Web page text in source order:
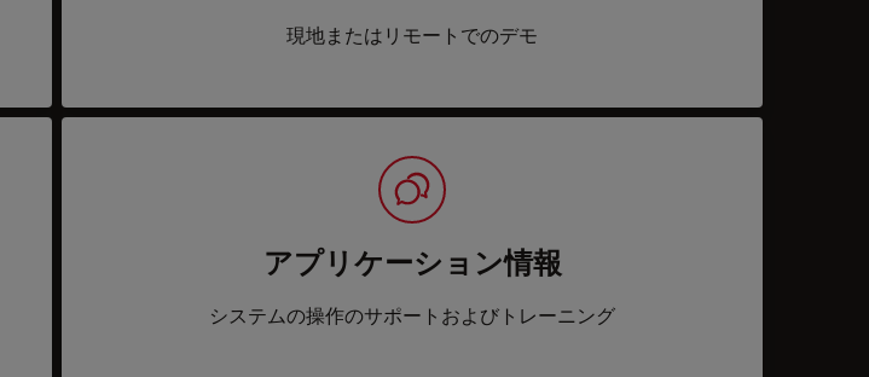
現地またはリモートでのデモ
アプリケーション情報
システムの操作のサポートおよびトレーニング